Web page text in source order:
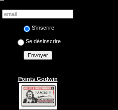
S'inscrire
Se désinscrire
Points Godwin